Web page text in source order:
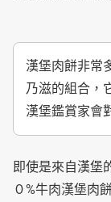
漢堡肉餅非常
乃滋的組合，
漢堡鑑賞家會
即使是來自漢堡
０%牛肉漢堡肉